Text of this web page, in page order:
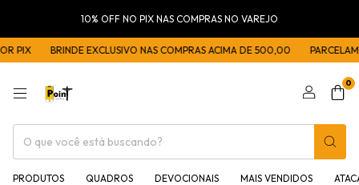
10% OFF NO PIX NAS COMPRAS NO VAREJO
PIX BRINDE EXCLUSIVO NAS COMPRAS ACIMA DE 500,00
0
PRODUTOS QUADROS DEVOCIONAIS MAIS VENDIDOS